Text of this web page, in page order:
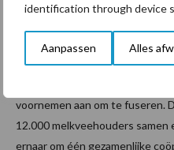
identification through device
Aanpassen Alles
voornemen tot fusie
voornemen aan om te fuseren.
12.000 melkveehouders
ernaar om één gezamenlijke